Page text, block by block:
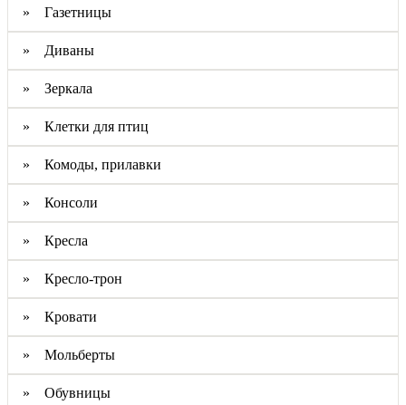
» Газетницы
» Диваны
» Зеркала
» Клетки для птиц
» Комоды, прилавки
» Консоли
» Кресла
» Кресло-трон
» Кровати
» Мольберты
» Обувницы